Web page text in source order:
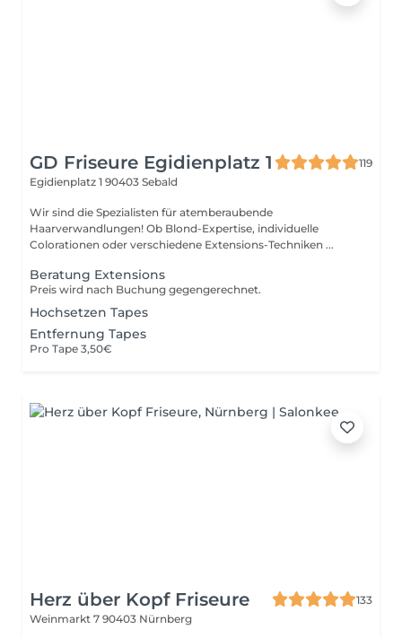
GD Friseure Egidienplatz 1
119
Egidienplatz 1 90403 Sebald
Wir sind die Spezialisten für atemberaubende
Haarverwandlungen! Ob Blond-Expertise, individuelle
Colorationen oder verschiedene Extensions-Techniken ...
Beratung Extensions
Preis wird nach Buchung gegengerechnet.
Hochsetzen Tapes
Entfernung Tapes
Pro Tape 3,50€
Herz über Kopf Friseure
133
Weinmarkt 7 90403 Nürnberg